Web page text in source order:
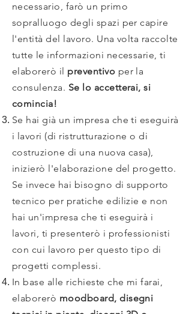
necessario, farò un primo
sopralluogo degli spazi per capire
l'entità del lavoro. Una volta raccolte
tutte le informazioni necessarie, ti
elaborerò il preventivo per la
consulenza. Se lo accetterai, si
comincia!
Se hai già un impresa che ti eseguirà
i lavori (di ristrutturazione o di
costruzione di una nuova casa),
inizierò l'elaborazione del progetto.
Se invece hai bisogno di supporto
tecnico per pratiche edilizie e non
hai un'impresa che ti eseguirà i
lavori, ti presenterò i professionisti
con cui lavoro per questo tipo di
progetti complessi.
In base alle richieste che mi farai,
elaborerò moodboard, disegni